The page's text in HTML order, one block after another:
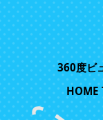
360度ビ
HOME